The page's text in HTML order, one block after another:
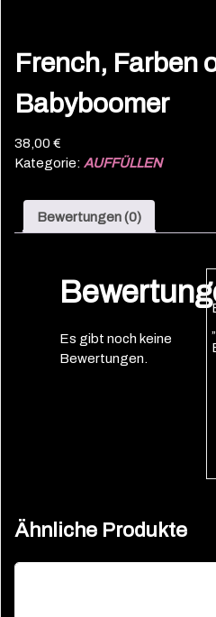
French, Farben
Babyboomer
38,00 €
Kategorie: AUFFÜLLEN
Bewertungen (0)
Es gibt noch keine
Bewertungen.
Ähnliche Produkte